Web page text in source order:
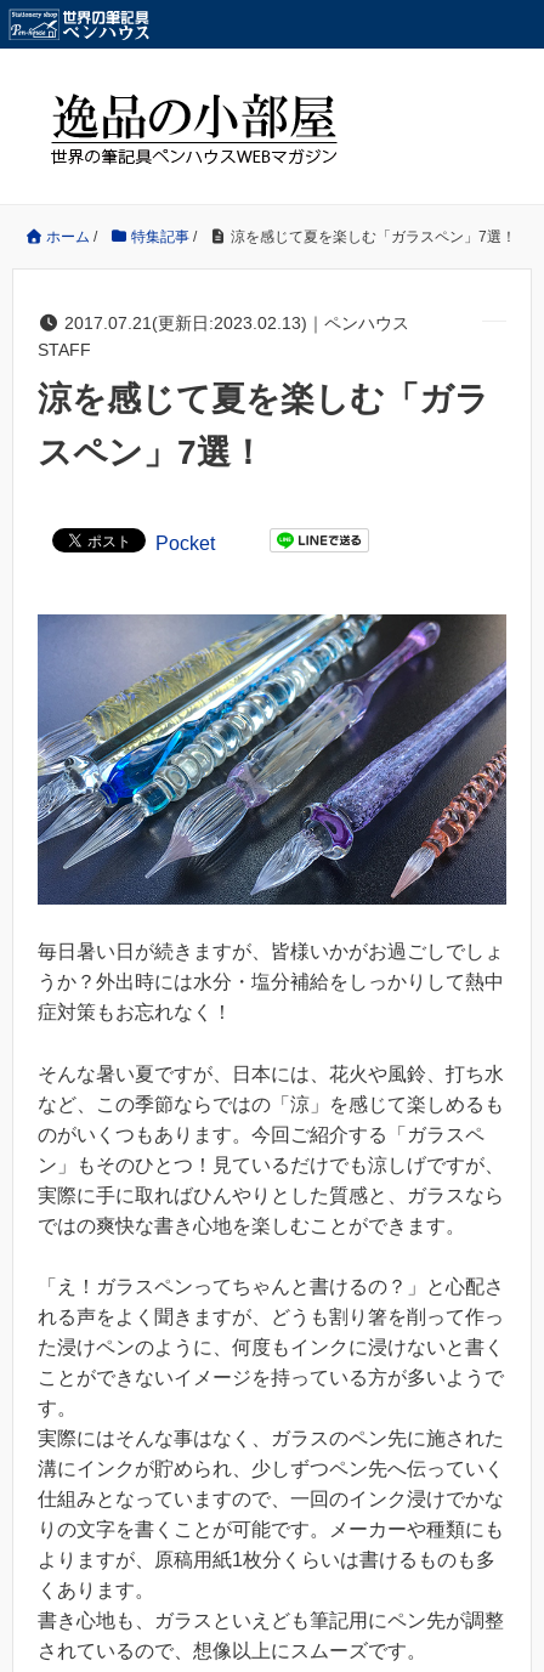
ホーム / 特集記事 / 涼を感じて夏を楽しむ「ガラスペン」7選！
2017.07.21(更新日:2023.02.13)｜ペンハウス
STAFF
涼を感じて夏を楽しむ「ガラ
スペン」7選！
Pocket
毎日暑い日が続きますが、皆様いかがお過ごしでしょ
うか？外出時には水分・塩分補給をしっかりして熱中
症対策もお忘れなく！
そんな暑い夏ですが、日本には、花火や風鈴、打ち水
など、この季節ならではの「涼」を感じて楽しめるも
のがいくつもあります。今回ご紹介する「ガラスペ
ン」もそのひとつ！見ているだけでも涼しげですが、
実際に手に取ればひんやりとした質感と、ガラスなら
ではの爽快な書き心地を楽しむことができます。
「え！ガラスペンってちゃんと書けるの？」と心配さ
れる声をよく聞きますが、どうも割り箸を削って作っ
た浸けペンのように、何度もインクに浸けないと書く
ことができないイメージを持っている方が多いようで
す。
実際にはそんな事はなく、ガラスのペン先に施された
溝にインクが貯められ、少しずつペン先へ伝っていく
仕組みとなっていますので、一回のインク浸けでかな
りの文字を書くことが可能です。メーカーや種類にも
よりますが、原稿用紙1枚分くらいは書けるものも多
くあります。
書き心地も、ガラスといえども筆記用にペン先が調整
されているので、想像以上にスムーズです。